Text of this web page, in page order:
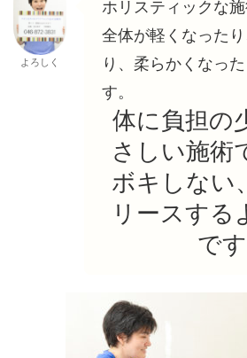
よろしく
ホリスティックな
全体が軽くなった
り、柔らかくなっ
す。
体に負担の
さしい施術
ボキしない
リースする
です